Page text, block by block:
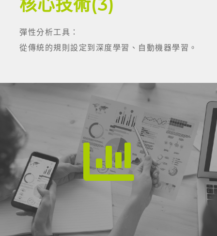
彈性分析工具：
從傳統的規則設定到深度學習、自動機器學習。